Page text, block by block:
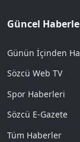
Güncel
Günün İçinden
Sözcü Web TV
Spor Haberleri
Sözcü E-Gazete
Tüm Haberler